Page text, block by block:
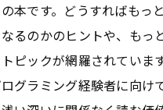
本です。どうすればもっ
るのかのヒントや、もっ
ピックが網羅されていま
グラミング経験者に向け